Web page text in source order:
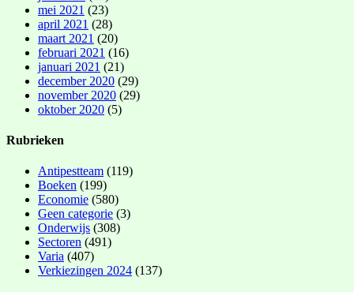
mei 2021 (23)
april 2021 (28)
maart 2021 (20)
februari 2021 (16)
januari 2021 (21)
december 2020 (29)
november 2020 (29)
oktober 2020 (5)
Rubrieken
Antipestteam (119)
Boeken (199)
Economie (580)
Geen categorie (3)
Onderwijs (308)
Sectoren (491)
Varia (407)
Verkiezingen 2024 (137)